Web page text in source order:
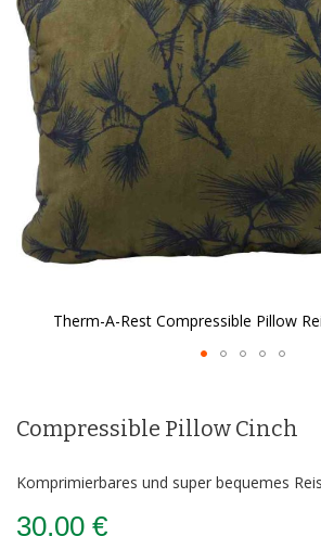
Therm-A-Rest Compressible Pillow
der
Bildergalerie
Compressible Pillow Cinch
Komprimierbares und super bequemes
30,00 €